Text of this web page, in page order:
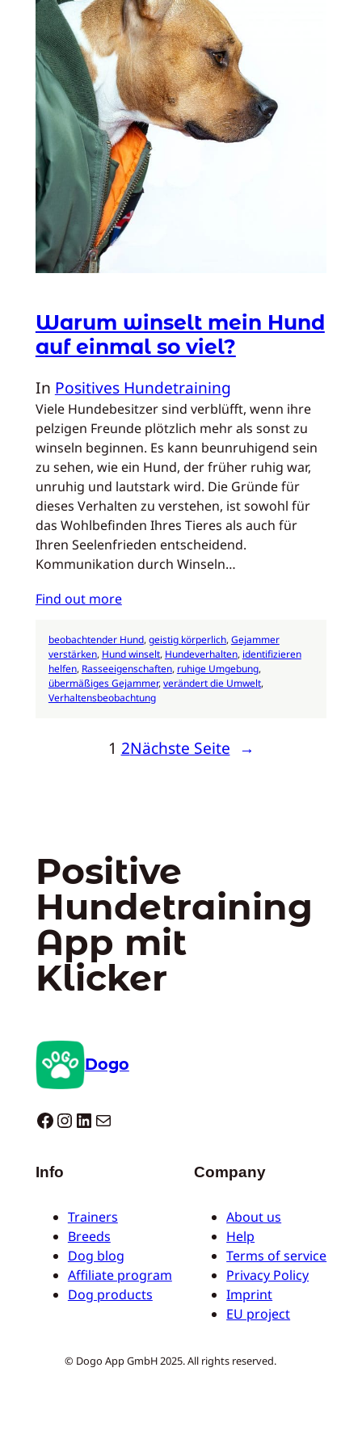
Warum winselt mein Hund
auf einmal so viel?
In Positives Hundetraining
Viele Hundebesitzer sind verblüfft, wenn ihre
pelzigen Freunde plötzlich mehr als sonst zu
winseln beginnen. Es kann beunruhigend sein
zu sehen, wie ein Hund, der früher ruhig war,
unruhig und lautstark wird. Die Gründe für
dieses Verhalten zu verstehen, ist sowohl für
das Wohlbefinden Ihres Tieres als auch für
Ihren Seelenfrieden entscheidend.
Kommunikation durch Winseln…
Find out more
beobachtender Hund, geistig körperlich, Gejammer
verstärken, Hund winselt, Hundeverhalten, identifizieren
helfen, Rasseeigenschaften, ruhige Umgebung
übermäßiges Gejammer, verändert die Umwelt
Verhaltensbeobachtung
1 2Nächste Seite →
Positive
Hundetraining
App mit
Klicker
Dogo
Dogo facebook InstagramLinkedIn E-Mail
Info
Trainers
Breeds
Dog blog
Affiliate program
Dog products
Company
About us
Help
Terms of service
Privacy Policy
Imprint
EU project
© Dogo App GmbH 2025. All rights reserved.